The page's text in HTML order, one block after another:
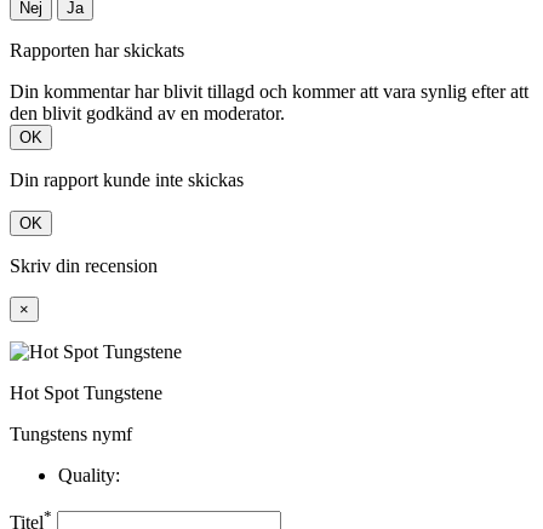
Nej Ja
Rapporten har skickats
Din kommentar har blivit tillagd och kommer att vara synlig efter att
den blivit godkänd av en moderator.
OK
Din rapport kunde inte skickas
OK
Skriv din recension
×
Hot Spot Tungstene
Tungstens nymf
Quality:
Titel*